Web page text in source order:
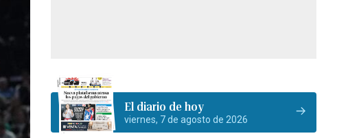
El diario de hoy
viernes, 7 de agosto de 2026